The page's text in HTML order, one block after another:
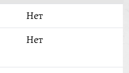
Нет
Нет